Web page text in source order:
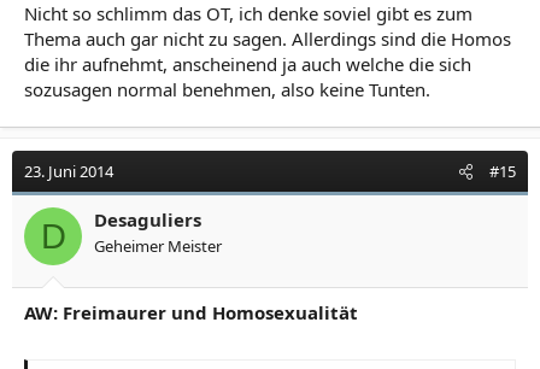
Nicht so schlimm das OT, ich denke soviel gibt es zum
Thema auch gar nicht zu sagen. Allerdings sind die Homos
die ihr aufnehmt, anscheinend ja auch welche die sich
sozusagen normal benehmen, also keine Tunten.
23. Juni 2014 #15
D Desaguliers
Geheimer Meister
AW: Freimaurer und Homosexualität